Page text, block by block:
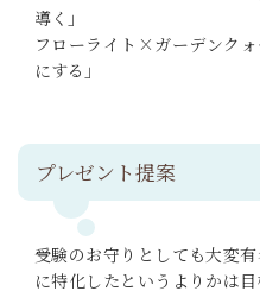
導く」
フローライト×ガーデンク
にする」
プレゼント提案
受験のお守りとしても大変
に特化したというよりかは